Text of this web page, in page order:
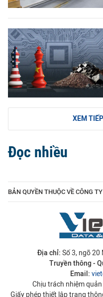
XEM
Đọc nhiều
BẢN QUYỀN THUỘC VỀ CÔNG
Địa chỉ: Số 3, ngõ 20
Truyền thông -
Email:
Chịu trách nhiệm
Giấy phép thiết lập trang